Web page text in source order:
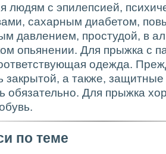
людям с эпилепсией,
сахарным диабетом,
давлением, простудой, в
опьянении. Для прыжка с
одежда.
а также, защитные
обязательно. Для прыжка
по теме